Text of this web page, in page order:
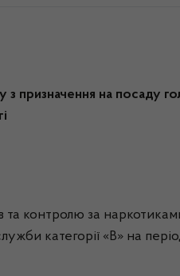
призначення на посаду
та контролю за
категорії «В» на